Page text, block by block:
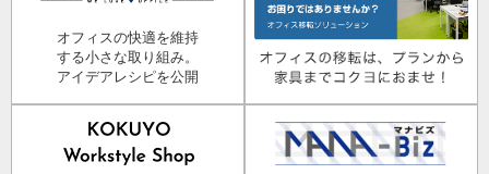
オフィスの快適を維持
する小さな取り組み。
アイデアレシピを公開